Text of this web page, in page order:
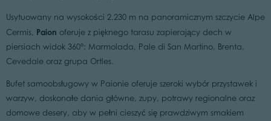
Usytuowany na wysokości 2.230 m na panoramicznym szczycie Alpe
Cermis, Paion oferuje z pięknego tarasu zapierający dech w
piersiach widok 360°: Marmolada, Pale di San Martino, Brenta,
Cevedale oraz grupa Ortles.
Bufet samoobsługowy w Paionie oferuje szeroki wybór przystawek i
warzyw, doskonałe dania główne, zupy, potrawy regionalne oraz
domowe desery, aby w pełni cieszyć się prawdziwym smakiem